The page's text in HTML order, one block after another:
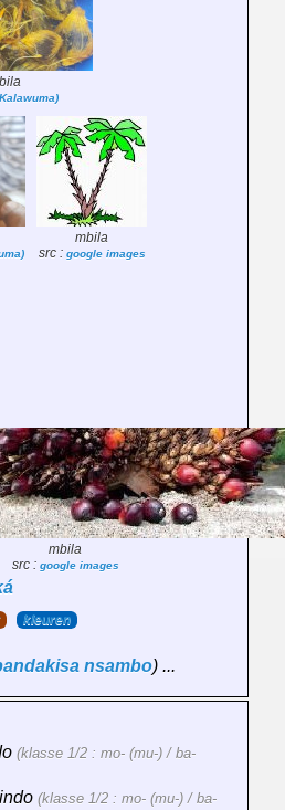
mbila
src : google images
mbila
src : google images
kleuren
nsambo) ...
(klasse 1/2 : mo- (mu-) / ba-
(klasse 1/2 : mo- (mu-) / ba-